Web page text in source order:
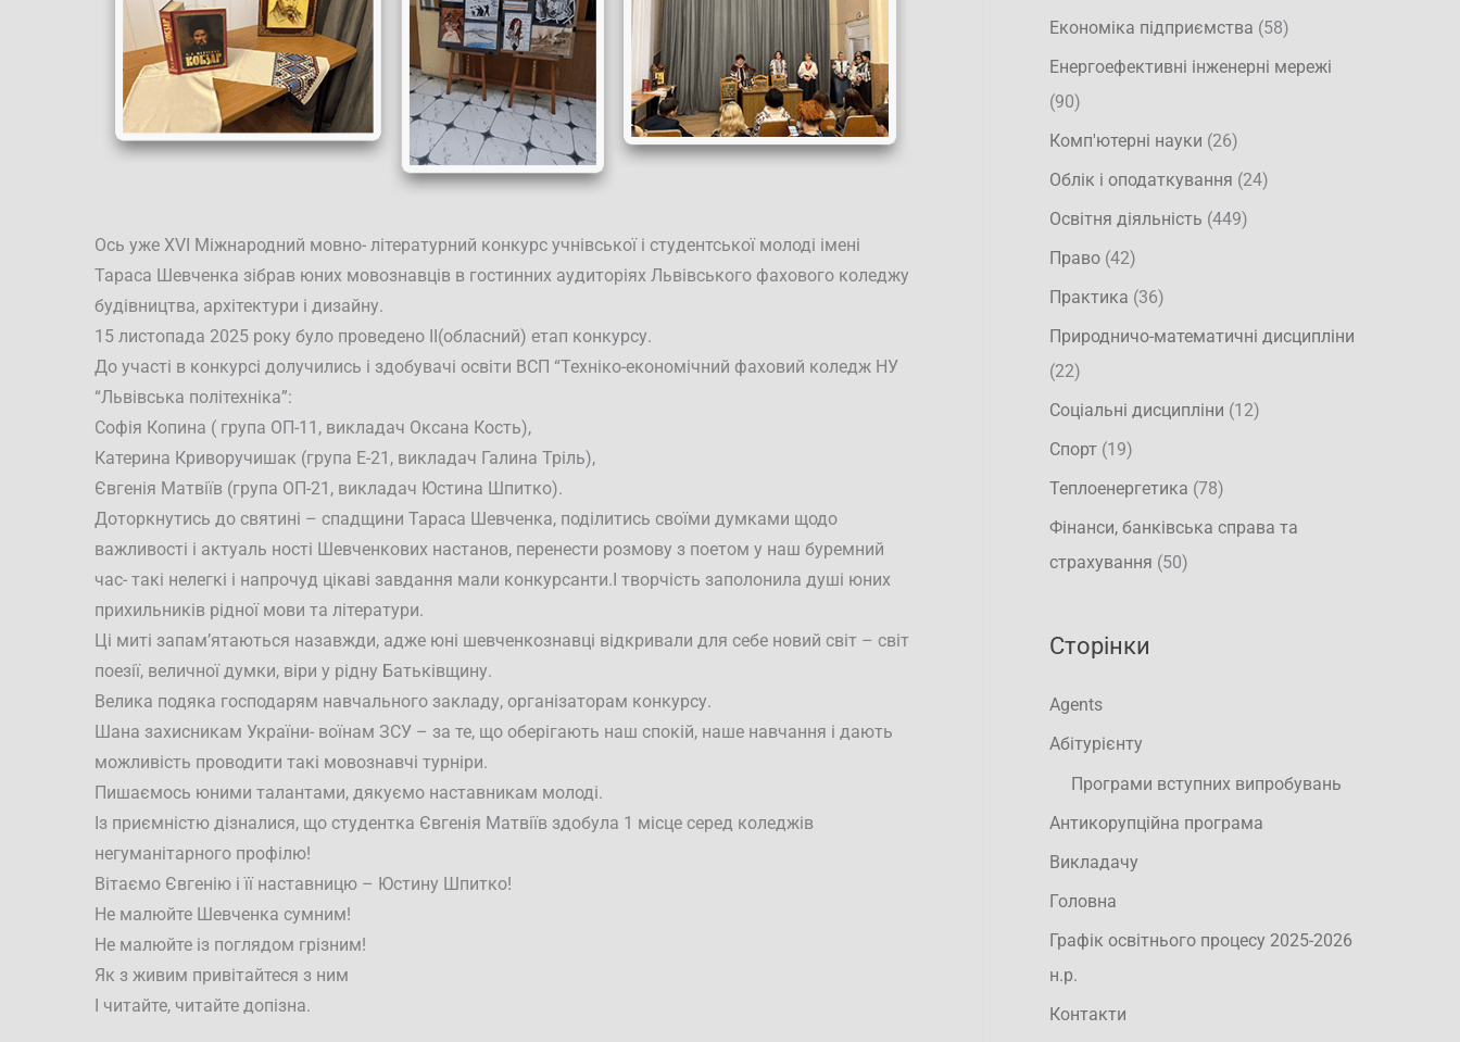
Ось уже XVI Міжнародний мовно- літературний конкурс учнівської і студентської молоді імені
Тараса Шевченка зібрав юних мовознавців в гостинних аудиторіях Львівського фахового коледжу
будівництва, архітектури і дизайну.
15 листопада 2025 року було проведено II(обласний) етап конкурсу.
До участі в конкурсі долучились і здобувачі освіти ВСП “Техніко-економічний фаховий коледж НУ
“Львівська політехніка”:
Софія Копина ( група ОП-11, викладач Оксана Кость),
Катерина Криворучишак (група Е-21, викладач Галина Тріль),
Євгенія Матвіїв (група ОП-21, викладач Юстина Шпитко).
Доторкнутись до святині – спадщини Тараса Шевченка, поділитись своїми думками щодо
важливості і актуаль ності Шевченкових настанов, перенести розмову з поетом у наш буремний
час- такі нелегкі і напрочуд цікаві завдання мали конкурсанти.І творчість заполонила душі юних
прихильників рідної мови та літератури.
Ці миті запам’ятаються назавжди, адже юні шевченкознавці відкривали для себе новий світ – світ
поезії, величної думки, віри у рідну Батьківщину.
Велика подяка господарям навчального закладу, організаторам конкурсу.
Шана захисникам України- воїнам ЗСУ – за те, що оберігають наш спокій, наше навчання і дають
можливість проводити такі мовознавчі турніри.
Пишаємось юними талантами, дякуємо наставникам молоді.
Із приємністю дізналися, що студентка Євгенія Матвіїв здобула 1 місце серед коледжів
негуманітарного профілю!
Вітаємо Євгенію і її наставницю – Юстину Шпитко!
Не малюйте Шевченка сумним!
Не малюйте із поглядом грізним!
Як з живим привітайтеся з ним
І читайте, читайте допізна.
Економіка підприємства (58)
Енергоефективні інженерні мережі
(90)
Комп'ютерні науки (26)
Облік і оподаткування (24)
Освітня діяльність (449)
Право (42)
Практика (36)
Природничо-математичні дисципліни
(22)
Соціальні дисципліни (12)
Спорт (19)
Теплоенергетика (78)
Фінанси, банківська справа та
страхування (50)
Сторінки
Agents
Абітурієнту
Програми вступних випробувань
Антикорупційна програма
Викладачу
Головна
Графік освітнього процесу 2025-2026
н.р.
Контакти